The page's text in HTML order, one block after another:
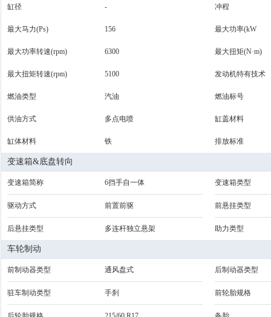
缸径 - 冲程
最大马力(Ps) 156 最大功率(kW
最大功率转速(rpm) 6300 最大扭矩(N·m)
最大扭矩转速(rpm) 5100 发动机特有技术
燃油类型 汽油 燃油标号
供油方式 多点电喷 缸盖材料
缸体材料 铁 排放标准
变速箱&底盘转向
变速箱简称 6挡手自一体 变速箱类型
驱动方式 前置前驱 前悬挂类型
后悬挂类型 多连杆独立悬架 助力类型
车轮制动
前制动器类型 通风盘式 后制动器类型
驻车制动类型 手刹 前轮胎规格